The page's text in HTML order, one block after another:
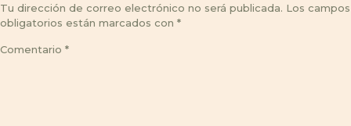
Tu dirección de correo electrónico no será publicada. Los campos
obligatorios están marcados con *
Comentario *